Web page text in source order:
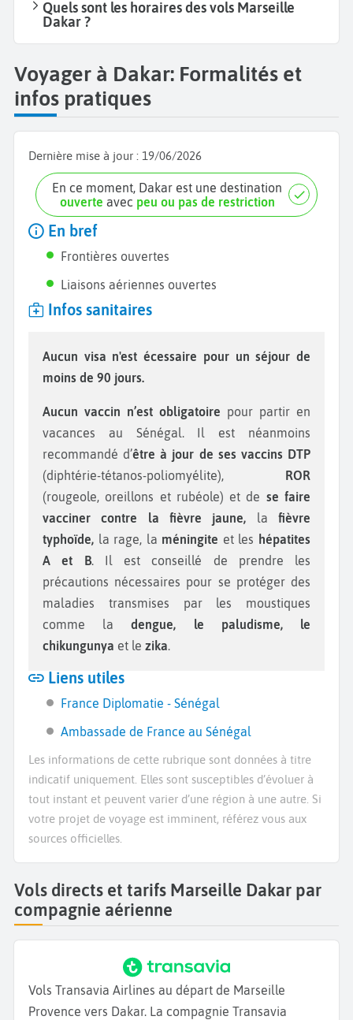
Quels sont les horaires des vols Marseille
Dakar ?
Voyager à Dakar: Formalités et
infos pratiques
Dernière mise à jour : 19/06/2026
En ce moment, Dakar est une destination
ouverte avec peu ou pas de restriction
En bref
Frontières ouvertes
Liaisons aériennes ouvertes
Infos sanitaires
Aucun visa n'est écessaire pour un séjour de
moins de 90 jours.
Aucun vaccin n’est obligatoire pour partir en
vacances au Sénégal. Il est néanmoins
recommandé d’être à jour de ses vaccins DTP
(diphtérie-tétanos-poliomyélite), ROR
(rougeole, oreillons et rubéole) et de se faire
vacciner contre la fièvre jaune, lafièvre
typhoïde, la rage, la méningite et les hépatites
A et B. Il est conseillé de prendre les
précautions nécessaires pour se protéger des
maladies transmises par les moustiques
comme ladengue, le paludisme, le
chikungunya et le zika.
Liens utiles
France Diplomatie - Sénégal
Ambassade de France au Sénégal
Les informations de cette rubrique sont données à titre
indicatif uniquement. Elles sont susceptibles d’évoluer à
tout instant et peuvent varier d’une région à une autre. Si
votre projet de voyage est imminent, référez vous aux
sources officielles.
Vols directs et tarifs Marseille Dakar par
compagnie aérienne
Vols Transavia Airlines au départ de Marseille
Provence vers Dakar. La compagnie Transavia